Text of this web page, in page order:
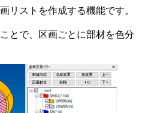
リストを作成する機能です。
とで、区画ごとに部材を色分